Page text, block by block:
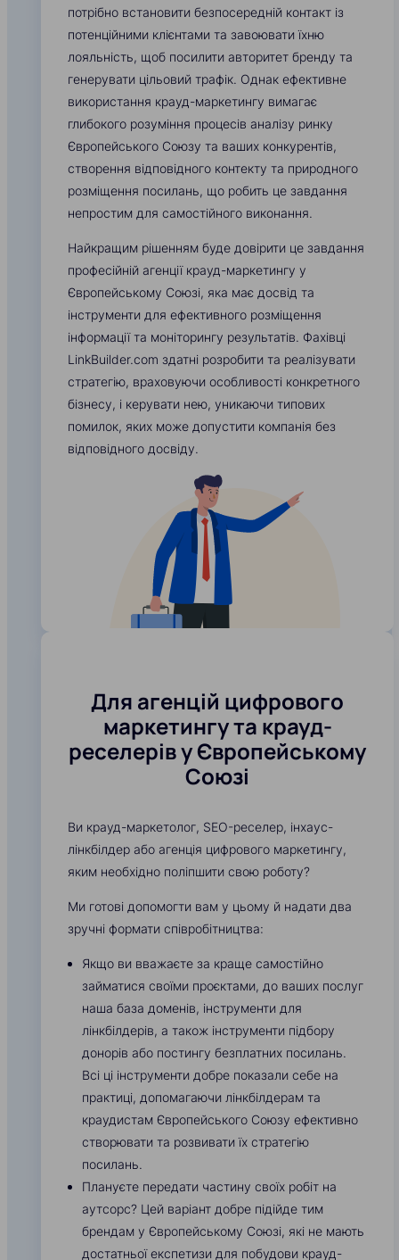
потрібно встановити безпосередній контакт із
потенційними клієнтами та завоювати їхню
лояльність, щоб посилити авторитет бренду та
генерувати цільовий трафік. Однак ефективне
використання крауд-маркетингу вимагає
глибокого розуміння процесів аналізу ринку
Європейського Союзу та ваших конкурентів,
створення відповідного контекту та природного
розміщення посилань, що робить це завдання
непростим для самостійного виконання.
Найкращим рішенням буде довірити це завдання
професійній агенції крауд-маркетингу у
Європейському Союзі, яка має досвід та
інструменти для ефективного розміщення
інформації та моніторингу результатів. Фахівці
LinkBuilder.com здатні розробити та реалізувати
стратегію, враховуючи особливості конкретного
бізнесу, і керувати нею, уникаючи типових
помилок, яких може допустити компанія без
відповідного досвіду.
Для агенцій цифрового
маркетингу та крауд-
реселерів у Європейському
Союзі
Ви крауд-маркетолог, SEO-реселер, інхаус-
лінкбілдер або агенція цифрового маркетингу,
яким необхідно поліпшити свою роботу?
Ми готові допомогти вам у цьому й надати два
зручні формати співробітництва:
Якщо ви вважаєте за краще самостійно
займатися своїми проєктами, до ваших послуг
наша база доменів, інструменти для
лінкбілдерів, а також інструменти підбору
донорів або постингу безплатних посилань.
Всі ці інструменти добре показали себе на
практиці, допомагаючи лінкбілдерам та
краудистам Європейського Союзу ефективно
створювати та розвивати їх стратегію
посилань.
Плануєте передати частину своїх робіт на
аутсорс? Цей варіант добре підійде тим
брендам у Європейському Союзі, які не мають
достатньої експетизи для побудови крауд-